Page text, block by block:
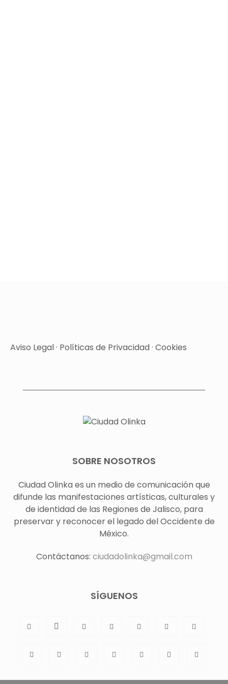
Aviso Legal· Políticas de Privacidad· Cookies
SOBRE NOSOTROS
Ciudad Olinka es un medio de comunicación que
difunde las manifestaciones artísticas, culturales y
de identidad de las Regiones de Jalisco, para
preservar y reconocer el legado del Occidente de
México.
Contáctanos: ciudadolinka@gmail.com
SÍGUENOS